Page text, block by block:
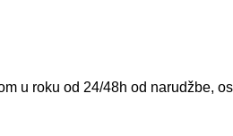
u roku od 24/48h od narudžbe,